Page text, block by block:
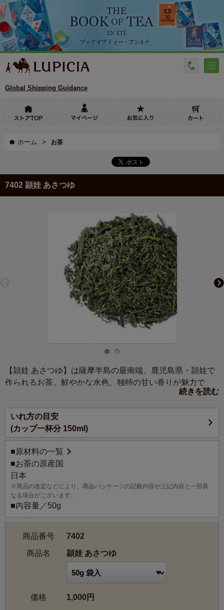
Global Shipping Guidance
ホーム > お茶
7402 頴娃 あさつゆ
【頴娃 あさつゆ】は薩摩半島の最南端、鹿児島県・頴娃で
作られるお茶。鮮やかな水色、独特の甘い香りが魅力で
す。天然玉露とも言われるほど、渋味が非常に少なく飲み
やすいタイプです。
続きを読む
いれ方の目安
(カップ一杯分 150ml)
■原材料の一覧
■お茶の原産国
日本
※商品の改定などにより、商品パッケージの記載内容が上記内容と一部異
なる場合がございます。
■内容量／50g
商品番号
7402
商品名
頴娃 あさつゆ
価格 1,000円